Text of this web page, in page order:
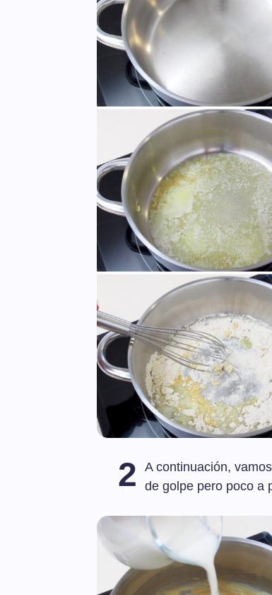
2
A continuación,
de golpe pero poco a